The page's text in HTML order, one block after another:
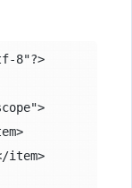
8"?>
item>